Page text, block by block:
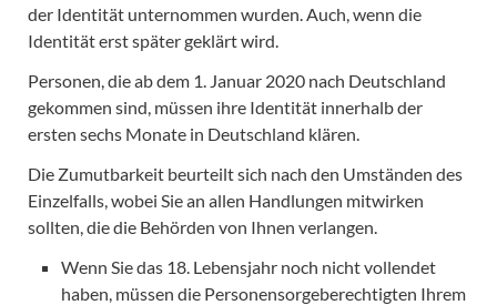
der Identität unternommen wurden. Auch, wenn die
Identität erst später geklärt wird.
Personen, die ab dem 1. Januar 2020 nach Deutschland
gekommen sind, müssen ihre Identität innerhalb der
ersten sechs Monate in Deutschland klären.
Die Zumutbarkeit beurteilt sich nach den Umständen des
Einzelfalls, wobei Sie an allen Handlungen mitwirken
sollten, die die Behörden von Ihnen verlangen.
Wenn Sie das 18. Lebensjahr noch nicht vollendet
haben, müssen die Personensorgeberechtigten Ihrem